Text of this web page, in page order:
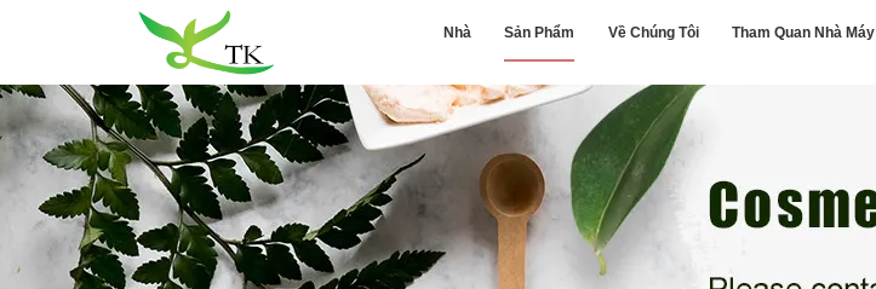
Nhà Sản Phẩm Về Chúng Tôi Tham Quan Nhà Máy